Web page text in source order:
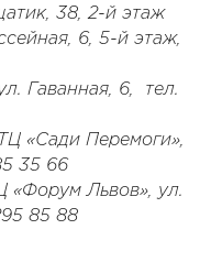
38, 2-й этаж
6, 5-й этаж,
Гаванная, 6, тел.
«Сади Перемоги»,
35 66
«Форум Львов», ул.
85 88